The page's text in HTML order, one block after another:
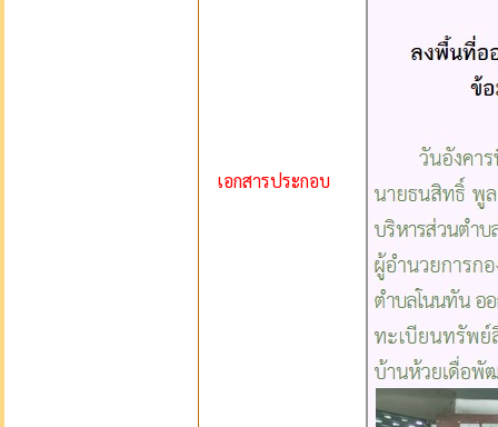
เอกสารประกอบ